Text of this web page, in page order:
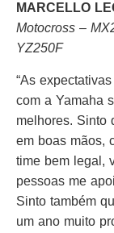
MARCELLO
Motocross –
YZ250F
“As
com a Yamaha
melhores. Sinto
em boas mãos,
time bem legal,
pessoas me
Sinto também
um ano muito